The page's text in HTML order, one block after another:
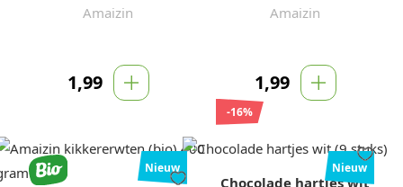
Amaizin
1,99
Amaizin
1,99
Nieuw
-16%
Nieuw
Chocolade hartjes wit